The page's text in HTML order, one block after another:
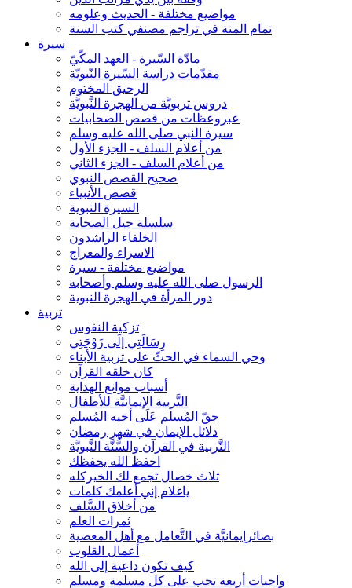
مواضيع مختلفة - الحديث وعلومه
تمام المنة في تراجم مصنفي كتب السنة
سيرة
مادّة السّيرة - العهد المكّيّ
مقدّمات دراسة السّيرة النّبويّة
الرحيق المختوم
دروس تربويَّة من الهجرة النَّبويَّة
عبروعظات من قصص الصحابيات
سيرة النبي صلى الله عليه وسلم
من أعلام السلف - الجزء الأول
من أعلام السلف - الجزء الثاني
صحيح القصص النبوي
قصص الأنبياء
السيرة النبوية
سلسلة جيل الصحابة
الخلفاء الراشدون
الاسراء والمعراج
مواضيع مختلفة - سيرة
الرسول صلى الله عليه وسلم وأصحابه
دور المرأة في الهجرة النبوية
تربية
تزكية النفوس
رِسَالَتِي إلَى زَوْجَتِي
وحي السماء في الحثّ على تربية الأبناء
كان خلقه القرآن
أسباب موانع الهداية
التَّربية الإيمانيَّة للأطفال
حقّ المُسلم عَلَى أخيه المُسلم
دلائل الإيمان في شهر رمضان
التَّربية في القرآن والسُّنَّة النَّبويَّة
احفظ الله يحفظك
ثلاث خصال تجمع لك الخيركله
ياغلام إني أعلمك كلمات
من أخلاق السَّلف
ثمرات العلم
بصائرإيمانيَّة في التَّعامل مع أهل المعصية
أعمال القلوب
كيف تكون داعية إلى الله
واجبات أربعة تجب على كل مسلمة ومسلم